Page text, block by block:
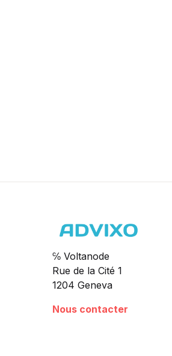
℅ Voltanode
Rue de la Cité 1
1204 Geneva
Nous contacter